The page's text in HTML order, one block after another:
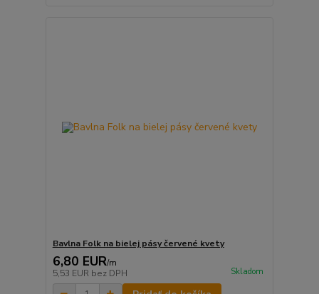
Bavlna Folk na bielej pásy červené kvety
6,80 EUR/m
5,53 EUR bez DPH Skladom